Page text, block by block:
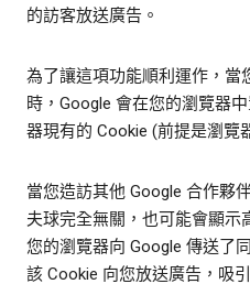
的訪客放送廣告。
為了讓這項功能順利運作，當
時，Google 會在您的瀏覽器
器現有的 Cookie (前提是瀏覽
當您造訪其他 Google 合作夥
夫球完全無關，也可能會顯示
您的瀏覽器向 Google 傳送了
該 Cookie 向您放送廣告，吸